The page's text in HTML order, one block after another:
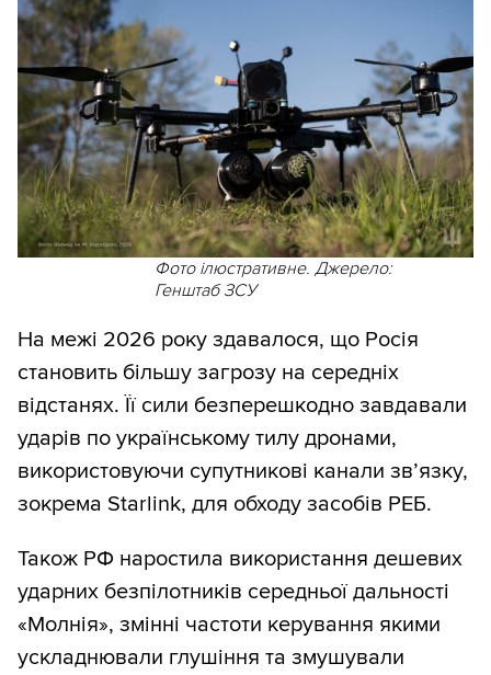
Фото ілюстративне. Джерело:
Генштаб ЗСУ
На межі 2026 року здавалося, що Росія
становить більшу загрозу на середніх
відстанях. Її сили безперешкодно завдавали
ударів по українському тилу дронами,
використовуючи супутникові канали зв’язку,
зокрема Starlink, для обходу засобів РЕБ.
Також РФ наростила використання дешевих
ударних безпілотників середньої дальності
«Молнія», змінні частоти керування якими
ускладнювали глушіння та змушували